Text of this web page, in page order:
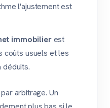
l'ajustement est
immobilierest
coûts usuels et les
déduits.
arbitrage. Un